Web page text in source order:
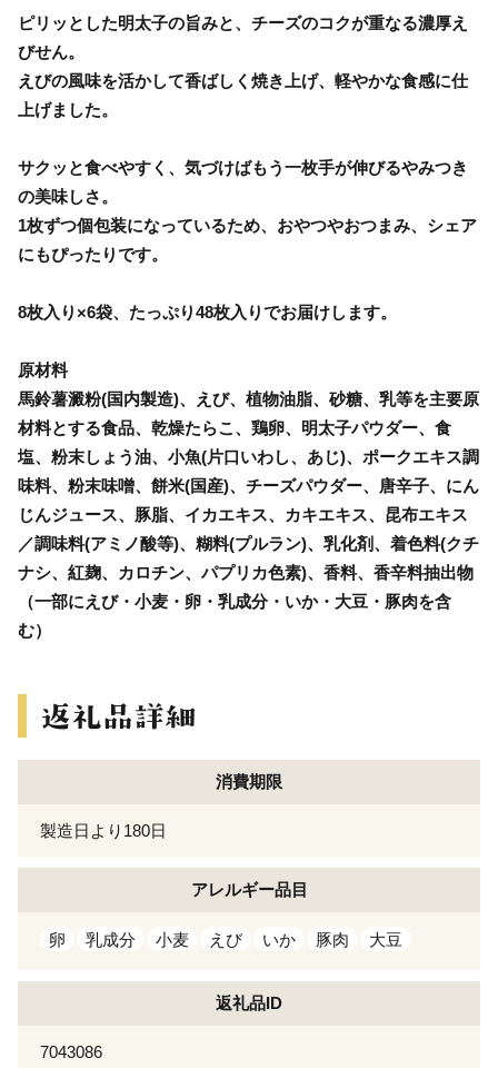
ピリッとした明太子の旨みと、チーズのコクが重なる濃厚え
びせん。
えびの風味を活かして香ばしく焼き上げ、軽やかな食感に仕
上げました。
サクッと食べやすく、気づけばもう一枚手が伸びるやみつき
の美味しさ。
1枚ずつ個包装になっているため、おやつやおつまみ、シェア
にもぴったりです。
8枚入り×6袋、たっぷり48枚入りでお届けします。
原材料
馬鈴薯澱粉(国内製造)、えび、植物油脂、砂糖、乳等を主要原
材料とする食品、乾燥たらこ、鶏卵、明太子パウダー、食
塩、粉末しょう油、小魚(片口いわし、あじ)、ポークエキス調
味料、粉末味噌、餅米(国産)、チーズパウダー、唐辛子、にん
じんジュース、豚脂、イカエキス、カキエキス、昆布エキス
／調味料(アミノ酸等)、糊料(プルラン)、乳化剤、着色料(クチ
ナシ、紅麹、カロチン、パプリカ色素)、香料、香辛料抽出物
（一部にえび・小麦・卵・乳成分・いか・大豆・豚肉を含
む）
消費期限
製造日より180日
アレルギー品目
卵 乳成分 小麦 えび いか 豚肉 大豆
返礼品ID
7043086